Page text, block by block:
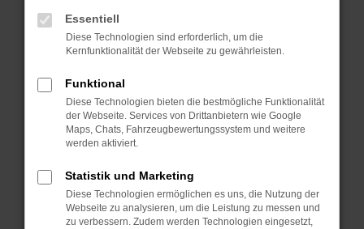
das Laden bestimmter Seiten verhindern.
Funktioniert die Seite in einem anderen Browser
oder in einem privaten Fenster?
Das kann manchmal helfen, vorübergehende
Probleme zu beheben.
Stelle sicher, dass dein Browser und dein
Betriebssystem auf dem neuesten Stand sind.
Sicherheitsrisiko, sondern kann auch dazu führen,
dass bestimmte Funktionen nicht mehr
unterstützt werden.
Essentiell
Diese Technologien sind erforderlich, um die
Kernfunktionalität der Webseite zu gewährleisten.
Funktional
Diese Technologien bieten die bestmögliche Funktionalität
der Webseite. Services von Drittanbietern wie Google
Maps, Chats, Fahrzeugbewertungssystem und weitere
werden aktiviert.
Statistik und Marketing
Diese Technologien ermöglichen es uns, die Nutzung der
Webseite zu analysieren, um die Leistung zu messen und
zu verbessern. Zudem werden Technologien eingesetzt,